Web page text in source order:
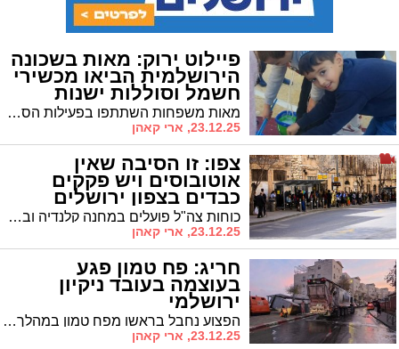
פיילוט ירוק: מאות בשכונה
הירושלמית הביאו מכשירי
חשמל וסוללות ישנות
מאות משפחות השתתפו בפעילות הסברה חווייתית • סגן ראש העיר אריה קינג: "נרחיב את המיזם לשכונות נוספות"
23.12.25, ארי קאהן
צפו: זו הסיבה שאין
אוטובוסים ויש פקקים
כבדים בצפון ירושלים
כוחות צה"ל פועלים במחנה קלנדיה ובכפר עקב תוך עימותים קשים • מחסום קלנדיה נסגר ובשל כך נרשמים שיבושי תנועה ועיכובים בתחבורה הציבורית בכל איזור צפון העיר
23.12.25, ארי קאהן
חריג: פח טמון פגע
בעוצמה בעובד ניקיון
ירושלמי
הפצוע נחבל בראשו מפח טמון במהלך עבודתו ברחוב חזקיהו שבתאי • פונה לבית החולים לאחר טיפול ראשוני
23.12.25, ארי קאהן